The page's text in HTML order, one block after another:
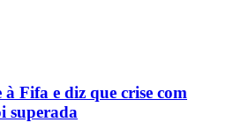
Fifa e diz que crise com
superada